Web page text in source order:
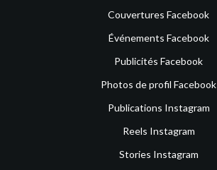
Couvertures Facebook
Événements Facebook
Publicités Facebook
Photos de profil Facebook
Publications Instagram
Reels Instagram
Stories Instagram